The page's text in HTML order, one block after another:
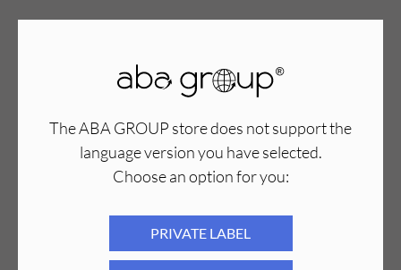
The ABA GROUP store does not support the
language version you have selected.
Choose an option for you:
PRIVATE LABEL